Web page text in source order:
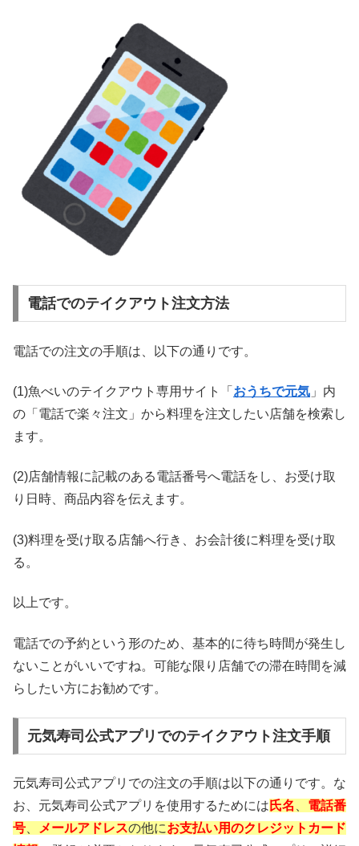
電話でのテイクアウト注文方法
電話での注文の手順は、以下の通りです。
(1)魚べいのテイクアウト専用サイト「 おうちで元気 」内
の「電話で楽々注文」から料理を注文したい店舗を検索し
ます。
(2)店舗情報に記載のある電話番号へ電話をし、お受け取
り日時、商品内容を伝えます。
(3)料理を受け取る店舗へ行き、お会計後に料理を受け取
る。
以上です。
電話での予約という形のため、基本的に待ち時間が発生し
ないことがいいですね。可能な限り店舗での滞在時間を減
らしたい方にお勧めです。
元気寿司公式アプリでのテイクアウト注文手順
元気寿司公式アプリでの注文の手順は以下の通りです。な
お、元気寿司公式アプリを使用するためには 氏名
電話番
号
メールアドレスの他にお支払い用のクレジットカード